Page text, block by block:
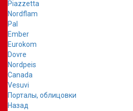
Piazzetta
Nordflam
Pal
Ember
Eurokom
Dovre
Nordpeis
Canada
Vesuvi
Порталы, облицовки
Назад